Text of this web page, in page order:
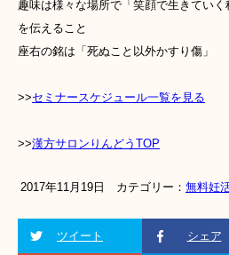
趣味は様々な場所で「笑顔で生きていく
を伝えること
座右の銘は「死ぬこと以外かすり傷」
>>セミナースケジュール一覧を見る
>>漢方サロンりんどうTOP
2017年11月19日 カテゴリー： 無料妊
ツイート シェア